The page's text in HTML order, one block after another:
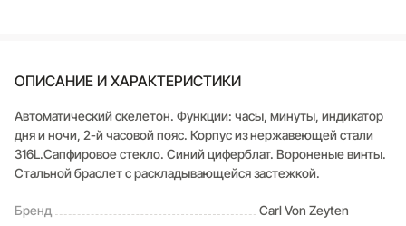
ОПИСАНИЕ И ХАРАКТЕРИСТИКИ
Автоматический скелетон. Функции: часы, минуты, индикатор
дня и ночи, 2-й часовой пояс. Корпус из нержавеющей стали
316L.Сапфировое стекло. Синий циферблат. Вороненые винты.
Стальной браслет с раскладывающейся застежкой.
Бренд
Carl Von Zeyten